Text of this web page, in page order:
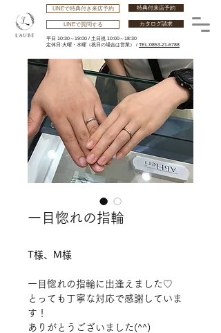
特典付来店予約
LINEで特典付き来店予約
カタログ請求
平日 10:30～19:00 / 土日祝 10:00～18:30
​定休日:火曜・水曜 （祝日の場合は営業） / TEL:0853-21-6788
LINEで質問する
一目惚れの指輪
T様、M様
一目惚れの指輪に出逢えました♡
とっても丁寧な対応で感謝していま
す！
ありがとうございました(^^)